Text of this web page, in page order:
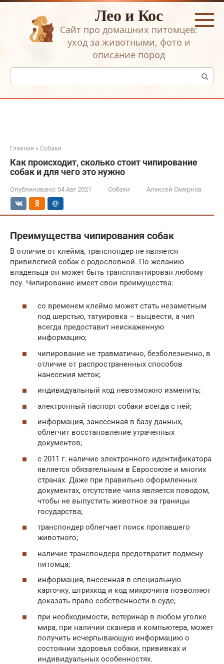
Перейти
Лео и Кос
Сайт про домашних питомцев:
уход за животными, фото и
описание пород
Поиск:
Главная » Собаки
Как происходит, сколько стоит чипирование
собак и для чего это нужно
Опубликовано: 04 Авг 2021 Собаки Алексей Смирнов
Преимущества чипирования собак
В отличие от клейма, транспондер не является
привилегией собак с родословной. По желанию
владельца он может быть трансплантирован любому
псу. Чипирование имеет свои преимущества:
со временем клеймо может стать незаметным
под шерстью, татуировка – выцвести, а чип
всегда предоставит неискаженную
информацию;
чипирование не травматично, безболезненно, в
отличие от распространенных способов
нанесения меток;
индивидуальный код невозможно изменить;
электронный паспорт собаки всегда с ней;
информация, занесенная в базу данных,
облегчит восстановление утраченных
документов;
с 2011 г. наличие электронного идентификатора
является обязательным в Евросоюзе и многих
странах. Даже при правильно оформленных
документах, отсутствие чипа является поводом,
чтобы не выпустить животное за границы
государства;
транспондер облегчает поиск пропавшего
животного;
наличие транспондера предотвратит подмену
питомца;
информация, внесенная в специальную
карточку, штрихкод и код микрочипа позволяют
доказать право собственности в суде;
при необходимости, ветеринар в любом уголке
мира, при наличии сканера и компьютера, может
получить исчерпывающую информацию о
состоянии здоровья собаки, прививках и
индивидуальных особенностях.